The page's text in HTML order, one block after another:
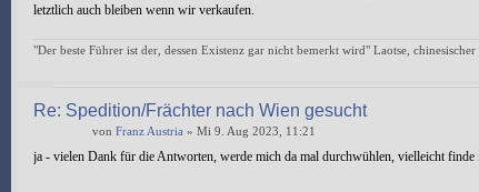
letztlich auch bleiben wenn wir verkaufen.
"Der beste Führer ist der, dessen Existenz gar nicht bemerkt wird" Laotse, chinesischer
Re: Spedition/Frächter nach Wien gesucht
von Franz Austria » Mi 9. Aug 2023, 11:21
ja - vielen Dank für die Antworten, werde mich da mal durchwühlen, vielleicht finde